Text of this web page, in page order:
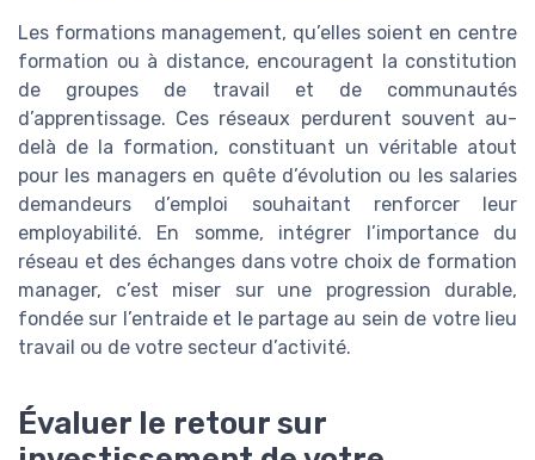
Les formations management, qu’elles soient en centre
formation ou à distance, encouragent la constitution
de groupes de travail et de communautés
d’apprentissage. Ces réseaux perdurent souvent au-
delà de la formation, constituant un véritable atout
pour les managers en quête d’évolution ou les salaries
demandeurs d’emploi souhaitant renforcer leur
employabilité. En somme, intégrer l’importance du
réseau et des échanges dans votre choix de formation
manager, c’est miser sur une progression durable,
fondée sur l’entraide et le partage au sein de votre lieu
travail ou de votre secteur d’activité.
Évaluer le retour sur